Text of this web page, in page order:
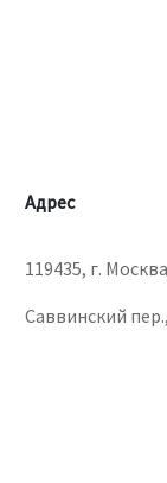
Адрес
119435, г.
Саввинский